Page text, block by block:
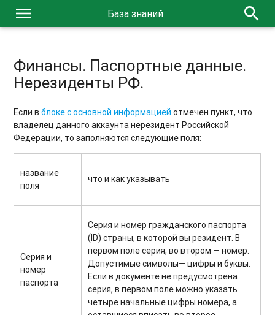
menu База знаний search
Финансы. Паспортные данные.
Нерезиденты РФ.
Если вблоке с основной информацией отмечен пункт, что
владелец данного аккаунта нерезидент Российской
Федерации, то заполняются следующие поля:
название
поля
что и как указывать
Серия и
номер
паспорта
Серия и номер гражданского паспорта
(ID) страны, в которой вы резидент. В
первом поле серия, во втором — номер.
Допустимые символы— цифры и буквы.
Если в документе не предусмотрена
серия, в первом поле можно указать
четыре начальные цифры номера, а